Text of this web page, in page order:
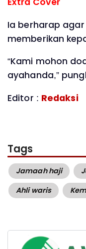
Ia berharap
memberikan
“Kami mohon
ayahanda,”
Editor : Redaksi
Tags
Jamaah haji
Ahli waris